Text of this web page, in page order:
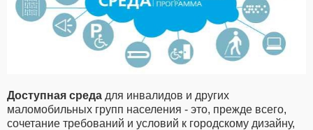
Доступная среда для инвалидов и других
маломобильных групп населения - это, прежде всего,
сочетание требований и условий к городскому дизайну,